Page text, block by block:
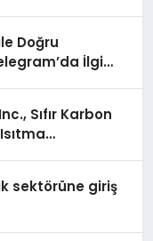
Doğru
İlgi
Sıfır Karbon
sektörüne giriş